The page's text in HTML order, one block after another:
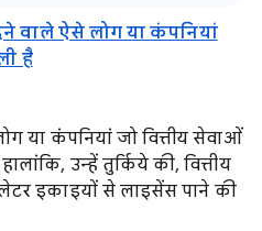
वाले ऐसे लोग या कंपनियां
है
या कंपनियां जो वित्तीय सेवाओं
उन्हें तुर्किये की, वित्तीय
इकाइयों से लाइसेंस पाने की